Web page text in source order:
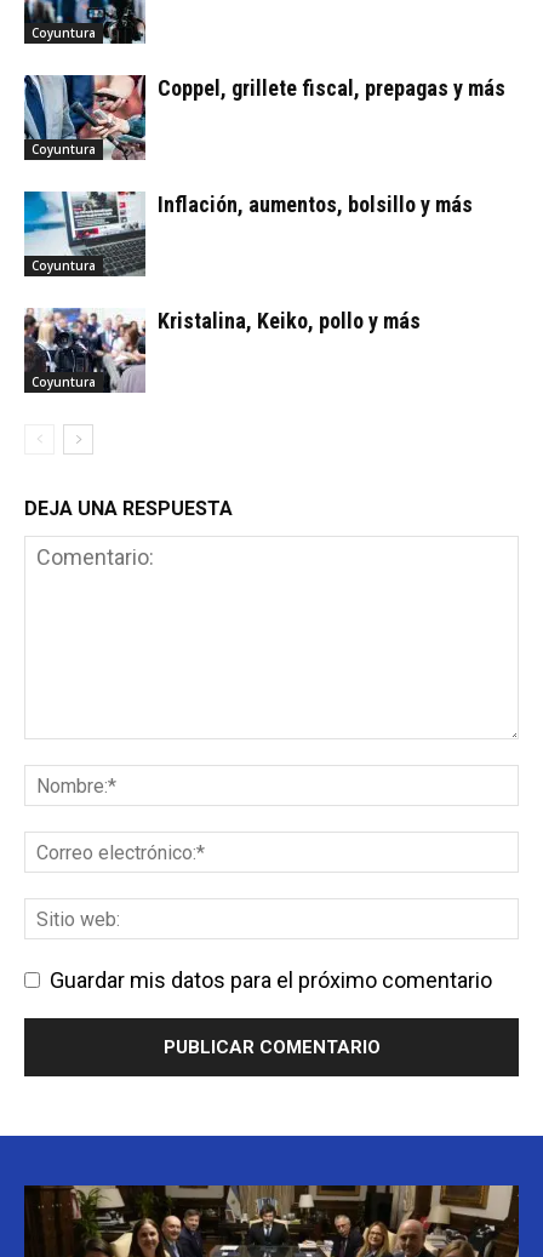
Coyuntura
Coyuntura
Coppel, grillete fiscal, prepagas y más
Coyuntura
Inflación, aumentos, bolsillo y más
Coyuntura
Kristalina, Keiko, pollo y más
DEJA UNA RESPUESTA
Guardar mis datos para el próximo comentario